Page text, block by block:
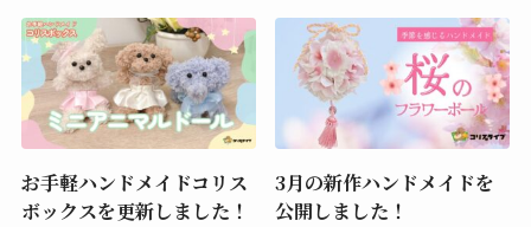
お手軽ハンドメイドコリス
ボックスを更新しました！
3月の新作ハンドメイドを
公開しました！